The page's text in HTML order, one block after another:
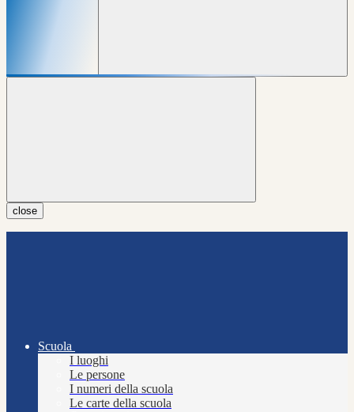
close
Scuola
I luoghi
Le persone
I numeri della scuola
Le carte della scuola